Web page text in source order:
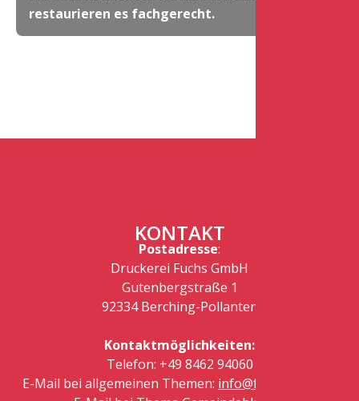
restaurieren es fachgerecht.
KONTAKT
Postadresse:
Druckerei Fuchs GmbH
Gutenbergstraße 1
92334 Berching-Pollanten
Kontaktmöglichkeiten:
Telefon: +49 8462 94060
E-Mail bei allgemeinen Themen: info@fuchsdruck.de